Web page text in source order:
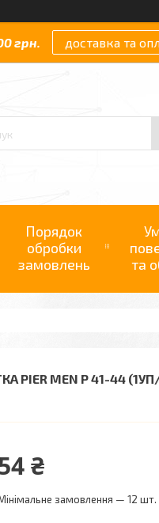
грн. доставка та
Порядок
обробки
замовлень
та
PIER MEN Р 41-44
₴
замовлення — 12 шт.